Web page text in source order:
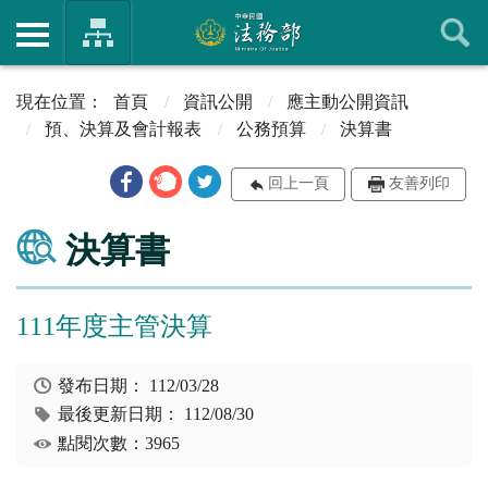
首頁 資訊公開
應主動公開資訊
預、決算及會計報表
公務預算 決算書
回上一頁 友善列印
決算書
111年度主管決算
發布日期： 112/03/28
最後更新日期： 112/08/30
點閱次數：3965